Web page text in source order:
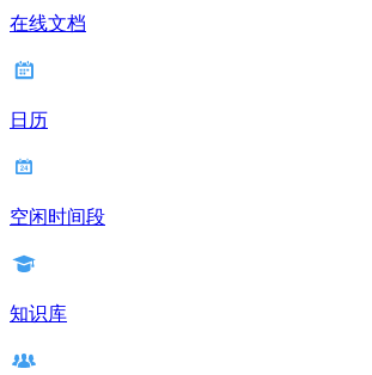
在线文档
日历
空闲时间段
知识库